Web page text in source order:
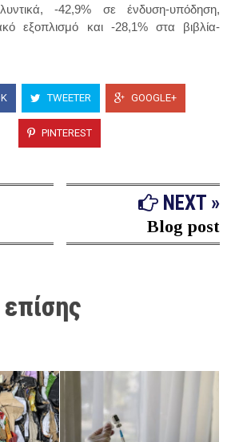
-42,9% σε ένδυση-υπόδηση,
εξοπλισμό και -28,1% στα βιβλία-
TWEETER GOOGLE+
PINTEREST
NEXT »
Blog post